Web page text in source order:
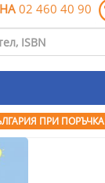
02 460 40 90
ПРИ ПОРЪЧКА